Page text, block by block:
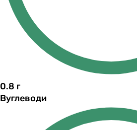
0.8 г
Вуглеводи